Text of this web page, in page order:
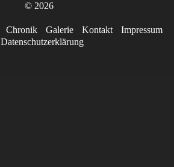
© 2026
Chronik Galerie Kontakt
Impressum
Datenschutzerklärung